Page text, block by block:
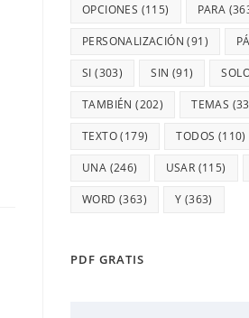
OPCIONES (115) PARA
PERSONALIZACIÓN (91)
SI (303) SIN (91)
TAMBIÉN (202) TEMAS
TEXTO(179) TODOS (110)
UNA (246) USAR (115)
WORD (363) Y (363)
PDF GRATIS